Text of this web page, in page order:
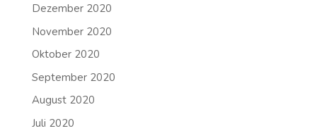
Dezember 2020
November 2020
Oktober 2020
September 2020
August 2020
Juli 2020